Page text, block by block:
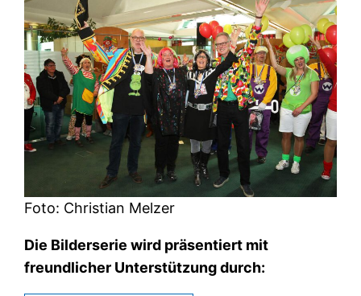
Foto: Christian Melzer
Die Bilderserie wird präsentiert mit
freundlicher Unterstützung durch: